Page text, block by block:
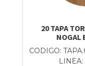
20 TAPA
NOGAL
CODIGO:
LINEA: